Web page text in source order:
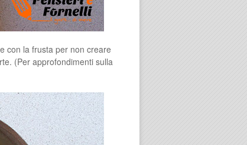
con la frusta per non creare
(Per approfondimenti sulla